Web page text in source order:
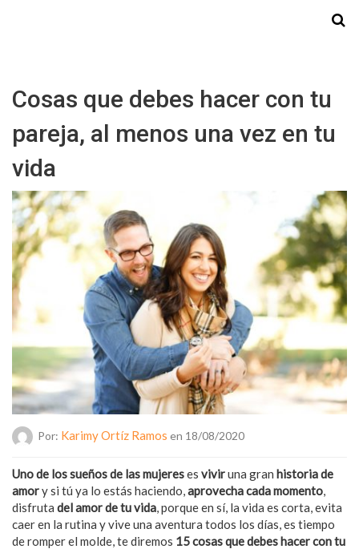
Cosas que debes hacer con tu
pareja, al menos una vez en tu
vida
Por: Karimy Ortíz Ramos en 18/08/2020
Uno de los sueños de las mujereses viviruna gran historia de
amory si tú ya lo estás haciendo,aprovecha cada momento,
disfruta del amor de tu vida, porque en sí, la vida es corta, evita
caer en la rutina y vive una aventura todos los días, es tiempo
de romper el molde, te diremos 15 cosas que debes hacer con tu